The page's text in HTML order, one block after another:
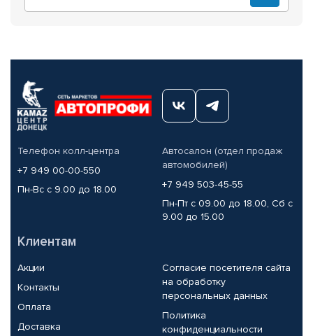
Телефон колл-центра
+7 949 00-00-550
Пн-Вс с 9.00 до 18.00
Автосалон (отдел продаж
автомобилей)
+7 949 503-45-55
Пн-Пт с 09.00 до 18.00, Сб с
9.00 до 15.00
Клиентам
Акции
Контакты
Оплата
Доставка
Согласие посетителя сайта
на обработку
персональных данных
Политика
конфиденциальности